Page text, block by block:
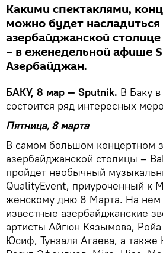
Какими спектаклями,
можно будет насладиться
азербайджанской
– в еженедельной афише
Азербайджан.
БАКУ, 8 мар — Sputnik. В Баку
состоится ряд интересных
Пятница, 8 марта
В самом большом концертном
азербайджанской столицы –
пройдет необычный
QualityEvent, приуроченный к
женскому дню 8 Марта. На нем
известные азербайджанские
артисты Айгюн Кязымова,
Юсиф, Тунзаля Агаева, а также